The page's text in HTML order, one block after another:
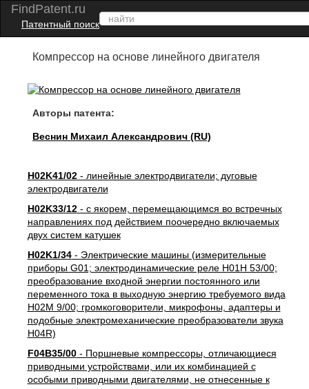
FindPatent.ru
Патентный поиск
Компрессор на основе линейного двигателя
Авторы патента:
Веснин Михаил Александрович (RU)
H02K41/02- линейные электродвигатели; дуговые
электродвигатели
H02K33/12- с якорем, перемещающимся во встречных
направлениях под действием поочередно включаемых
двух систем катушек
H02K1/34- Электрические машины (измерительные
приборы G01; электродинамические реле H01H 53/00;
преобразование входной энергии постоянного или
переменного тока в выходную энергию требуемого вида
H02M 9/00; громкоговорители, микрофоны, адаптеры и
подобные электромеханические преобразователи звука
H04R)
F04B35/00- Поршневые компрессоры, отличающиеся
приводными устройствами, или их комбинацией с
особыми приводными двигателями, не отнесенные к